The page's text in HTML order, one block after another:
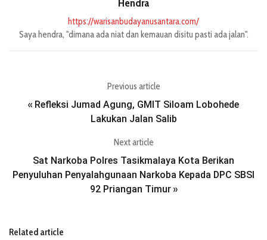
Hendra
https://warisanbudayanusantara.com/
Saya hendra, "dimana ada niat dan kemauan disitu pasti ada jalan".
Previous article
« Refleksi Jumad Agung, GMIT Siloam Lobohede
Lakukan Jalan Salib
Next article
Sat Narkoba Polres Tasikmalaya Kota Berikan
Penyuluhan Penyalahgunaan Narkoba Kepada DPC SBSI
92 Priangan Timur»
Related article